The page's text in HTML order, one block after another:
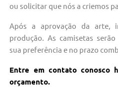
ou solicitar que nós a criemos
Após a aprovação da arte,
produção. As camisetas
sua preferência e no prazo
Entre em contato conosco
orçamento.